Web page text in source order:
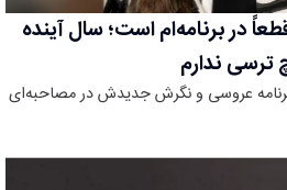
در برنامه‌ام است؛ سال آینده
ندارم
برنامه عروسی و نگرش جدیدش در مصاحبه‌ای